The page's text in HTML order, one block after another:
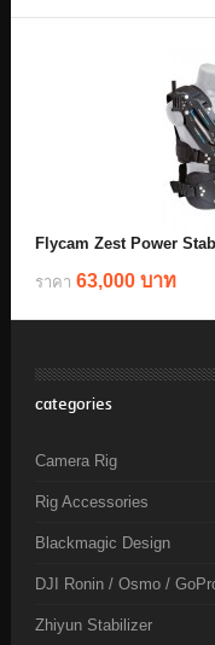
Flycam Zest Power
ราคา 63,000 บาท
categories
Camera Rig
Rig Accessories
Blackmagic Design
DJI Ronin / Osmo /
Zhiyun Stabilizer